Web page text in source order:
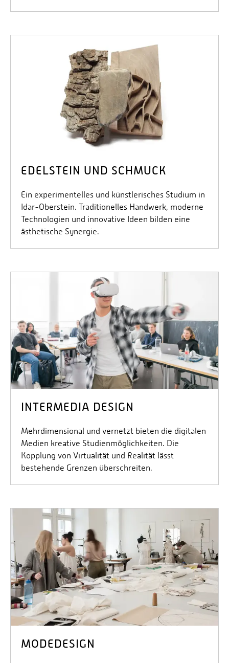
EDELSTEIN UND SCHMUCK
Ein experimentelles und künstlerisches Studium in
Idar-Oberstein. Traditionelles Handwerk, moderne
Technologien und innovative Ideen bilden eine
ästhetische Synergie.
INTERMEDIA DESIGN
Mehrdimensional und vernetzt bieten die digitalen
Medien kreative Studienmöglichkeiten. Die
Kopplung von Virtualität und Realität lässt
bestehende Grenzen überschreiten.
MODEDESIGN